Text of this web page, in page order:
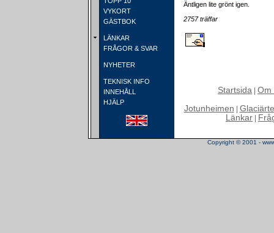
VYKORT
GÄSTBOK
LÄNKAR
FRÅGOR & SVAR
NYHETER
TEKNISK INFO
INNEHÅLL
HJÄLP
Äntligen lite grönt igen.
2757 träffar
Startsida Om
Jotunheimen
Länkar
Copyright © 2001 -